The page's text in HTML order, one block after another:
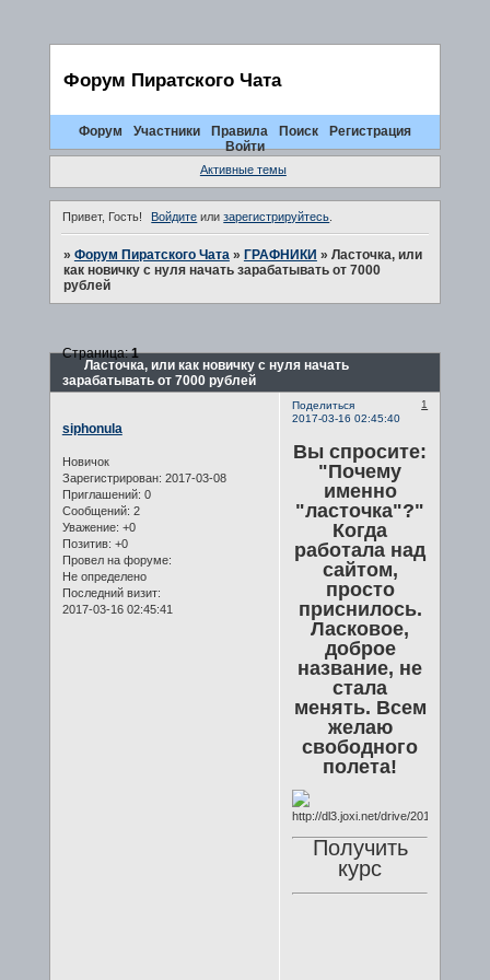
Форум Пиратского Чата
Форум Участники Правила Поиск
Регистрация
Войти
Активные темы
Привет, Гость! Войдите илизарегистрируйтесь.
» Форум Пиратского Чата » ГРАФНИКИ » Ласточка, или
как новичку с нуля начать зарабатывать от 7000
рублей
Ласточка, или как новичку с нуля начать
зарабатывать от 7000 рублей
Страница:1
Поделиться
1
2017-03-16 02:45:40
siphonula
Новичок
Зарегистрирован: 2017-03-08
Приглашений: 0
Сообщений: 2
Уважение: +0
Позитив: +0
Провел на форуме:
Не определено
Последний визит:
2017-03-16 02:45:41
Вы спросите:
"Почему
именно
"ласточка"?"
Когда
работала над
сайтом,
просто
приснилось.
Ласковое,
доброе
название, не
стала
менять. Всем
желаю
свободного
полета!
Получить
курс